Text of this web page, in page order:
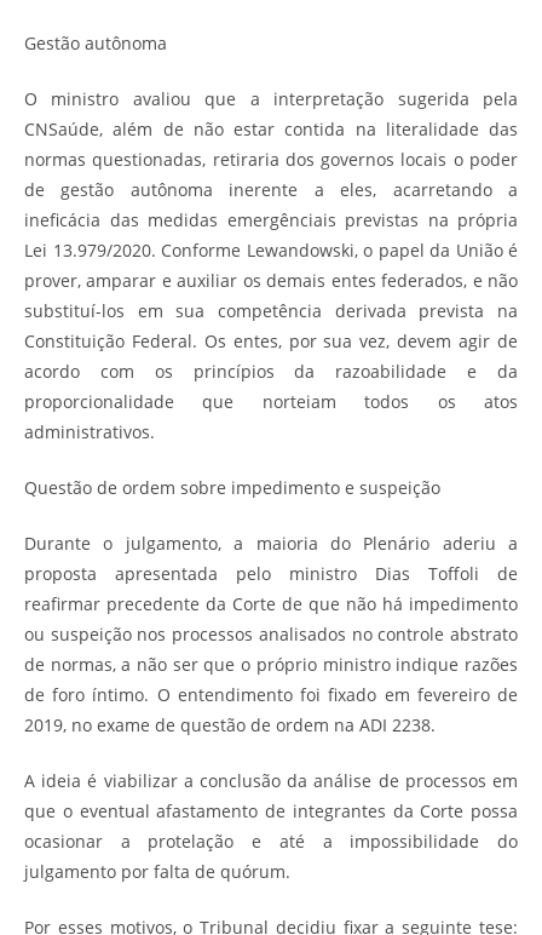
Gestão autônoma
O ministro avaliou que a interpretação sugerida pela
CNSaúde, além de não estar contida na literalidade das
normas questionadas, retiraria dos governos locais o poder
de gestão autônoma inerente a eles, acarretando a
ineficácia das medidas emergênciais previstas na própria
Lei 13.979/2020. Conforme Lewandowski, o papel da União é
prover, amparar e auxiliar os demais entes federados, e não
substituí-los em sua competência derivada prevista na
Constituição Federal. Os entes, por sua vez, devem agir de
acordo com os princípios da razoabilidade e da
proporcionalidade que norteiam todos os atos
administrativos.
Questão de ordem sobre impedimento e suspeição
Durante o julgamento, a maioria do Plenário aderiu a
proposta apresentada pelo ministro Dias Toffoli de
reafirmar precedente da Corte de que não há impedimento
ou suspeição nos processos analisados no controle abstrato
de normas, a não ser que o próprio ministro indique razões
de foro íntimo. O entendimento foi fixado em fevereiro de
2019, no exame de questão de ordem na ADI 2238.
A ideia é viabilizar a conclusão da análise de processos em
que o eventual afastamento de integrantes da Corte possa
ocasionar a protelação e até a impossibilidade do
julgamento por falta de quórum.
Por esses motivos, o Tribunal decidiu fixar a seguinte tese: